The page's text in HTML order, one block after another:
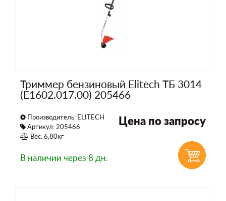
Триммер бензиновый Elitech ТБ 3014
(E1602.017.00) 205466
Производитель: ELITECH
Артикул: 205466
Вес: 6,80кг
Цена по запросу
В наличии через 8 дн.